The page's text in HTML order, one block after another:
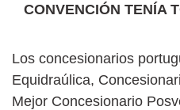
CONVENCIÓN TENÍA
Los concesionarios
Equidraúlica,
Mejor Concesionario